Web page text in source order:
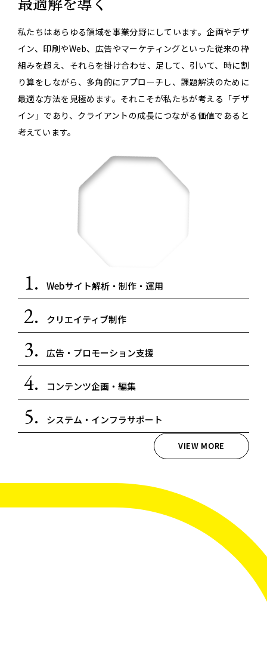
私たちはあらゆる領域を事業分野にしています。企画やデザ
イン、印刷やWeb、広告やマーケティングといった従来の枠
組みを超え、それらを掛け合わせ、足して、引いて、時に割
り算をしながら、多角的にアプローチし、課題解決のために
最適な方法を見極めます。それこそが私たちが考える「デザ
イン」であり、クライアントの成長につながる価値であると
考えています。
1. Webサイト解析・制作・運用
2. クリエイティブ制作
3. 広告・プロモーション支援
4. コンテンツ企画・編集
5. システム・インフラサポート
VIEW MORE